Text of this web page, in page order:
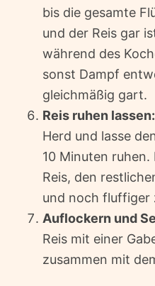
bis die gesamte
und der Reis gar
während des
sonst Dampf
gleichmäßig gart.
Reis ruhen lassen:
Herd und lasse
10 Minuten
Reis, den
und noch fluffiger
Auflockern und
Reis mit einer
zusammen mit